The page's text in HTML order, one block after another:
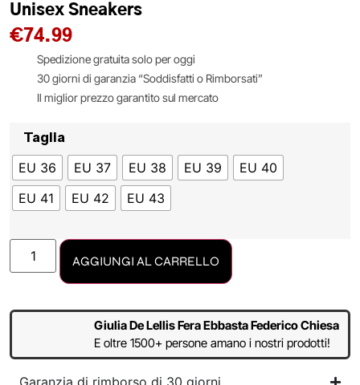
Unisex Sneakers
€74.99
Spedizione gratuita solo per oggi
30 giorni di garanzia “Soddisfatti o Rimborsati”
Il miglior prezzo garantito sul mercato
Taglia
EU 36
EU 37 EU 38 EU 39
EU 40
EU 41
EU 42 EU 43
AGGIUNGI AL CARRELLO
Giulia De Lellis Fera Ebbasta Federico Chiesa
E oltre 1500+ persone amano i nostri prodotti!